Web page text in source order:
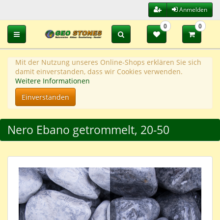
Anmelden
Toggle navigation
0 0
Mit der Nutzung unseres Online-Shops erklären Sie sich
damit einverstanden, dass wir Cookies verwenden.
Weitere Informationen
Einverstanden
Nero Ebano getrommelt, 20-50